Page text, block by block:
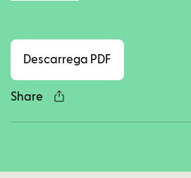
Descarrega PDF
Share